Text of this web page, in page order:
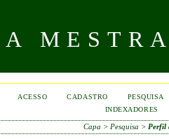
ACESSO CADASTRO
PESQUISA
INDEXADORES
Capa > Pesquisa > Perfil